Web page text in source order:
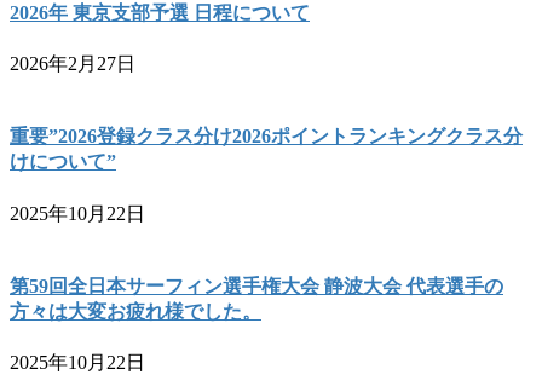
2026年 東京支部予選 日程について
2026年2月27日
重要”2026登録クラス分け2026ポイントランキングクラス分
けについて”
2025年10月22日
第59回全日本サーフィン選手権大会 静波大会 代表選手の
方々は大変お疲れ様でした。
2025年10月22日